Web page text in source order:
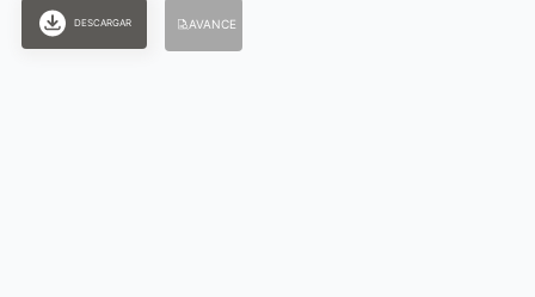
DESCARGAR AVANCE